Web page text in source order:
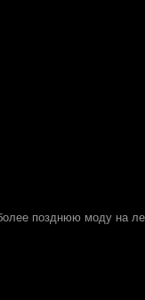
позднюю моду на